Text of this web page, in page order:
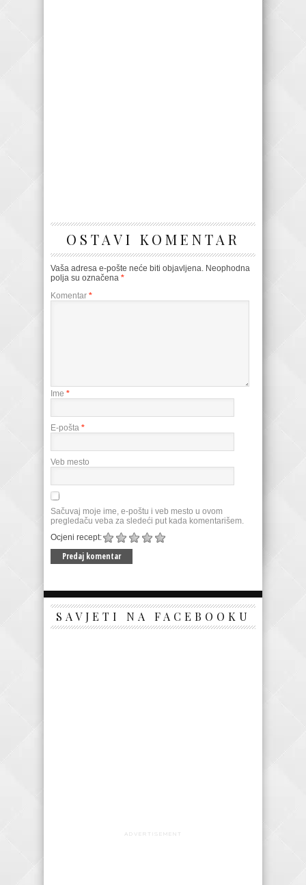
OSTAVI KOMENTAR
Vaša adresa e-pošte neće biti objavljena. Neophodna
polja su označena *
Komentar *
Ime *
E-pošta *
Veb mesto
Sačuvaj moje ime, e-poštu i veb mesto u ovom
pregledaču veba za sledeći put kada komentarišem.
Ocjeni recept:
SAVJETI NA FACEBOOKU
ADVERTISEMENT